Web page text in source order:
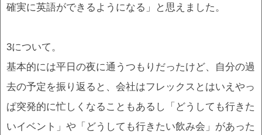
確実に英語ができるようになる」と思えました。
3について。
基本的には平日の夜に通うつもりだったけど、自分の過
去の予定を振り返ると、会社はフレックスとはいえやっ
ぱ突発的に忙しくなることもあるし「どうしても行きた
いイベント」や「どうしても行きたい飲み会」があった